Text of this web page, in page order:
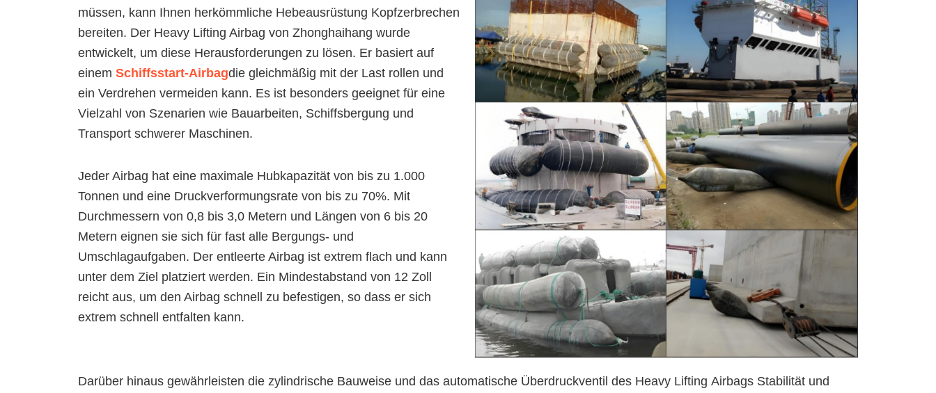
müssen, kann Ihnen herkömmliche Hebeausrüstung Kopfzerbrechen
bereiten. Der Heavy Lifting Airbag von Zhonghaihang wurde
entwickelt, um diese Herausforderungen zu lösen. Er basiert auf
einem Schiffsstart-Airbagdie gleichmäßig mit der Last rollen und
ein Verdrehen vermeiden kann. Es ist besonders geeignet für eine
Vielzahl von Szenarien wie Bauarbeiten, Schiffsbergung und
Transport schwerer Maschinen.
Jeder Airbag hat eine maximale Hubkapazität von bis zu 1.000
Tonnen und eine Druckverformungsrate von bis zu 70%. Mit
Durchmessern von 0,8 bis 3,0 Metern und Längen von 6 bis 20
Metern eignen sie sich für fast alle Bergungs- und
Umschlagaufgaben. Der entleerte Airbag ist extrem flach und kann
unter dem Ziel platziert werden. Ein Mindestabstand von 12 Zoll
reicht aus, um den Airbag schnell zu befestigen, so dass er sich
extrem schnell entfalten kann.
Darüber hinaus gewährleisten die zylindrische Bauweise und das automatische Überdruckventil des Heavy Lifting Airbags Stabilität und